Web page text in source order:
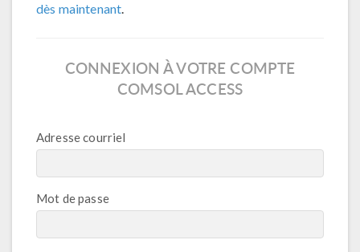
dès maintenant.
CONNEXION À VOTRE COMPTE
COMSOL ACCESS
Adresse courriel
Mot de passe